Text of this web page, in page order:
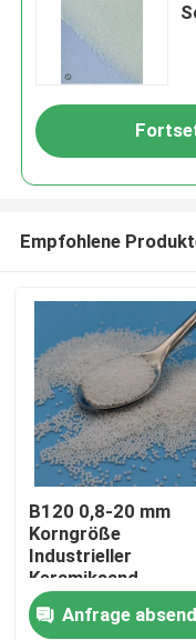
Startseite
Produkte
Über uns
Empfohlene
B120 0,8-20 mm
Korngröße
Industrieller
Keramiksand
Langlebig und
Leistungsfähig
Anfrage